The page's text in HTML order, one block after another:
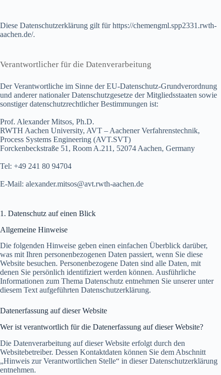
Diese Datenschutzerklärung gilt für https://chemengml.spp2331.rwth-
aachen.de/.
Verantwortlicher für die Datenverarbeitung
Der Verantwortliche im Sinne der EU-Datenschutz-Grundverordnung
und anderer nationaler Datenschutzgesetze der Mitgliedsstaaten sowie
sonstiger datenschutzrechtlicher Bestimmungen ist:
Prof. Alexander Mitsos, Ph.D.
RWTH Aachen University, AVT – Aachener Verfahrenstechnik,
Process Systems Engineering (AVT.SVT)
Forckenbeckstraße 51, Room A.211, 52074 Aachen, Germany
Tel: +49 241 80 94704
E-Mail: alexander.mitsos@avt.rwth-aachen.de
1. Datenschutz auf einen Blick
Allgemeine Hinweise
Die folgenden Hinweise geben einen einfachen Überblick darüber,
was mit Ihren personenbezogenen Daten passiert, wenn Sie diese
Website besuchen. Personenbezogene Daten sind alle Daten, mit
denen Sie persönlich identifiziert werden können. Ausführliche
Informationen zum Thema Datenschutz entnehmen Sie unserer unter
diesem Text aufgeführten Datenschutzerklärung.
Datenerfassung auf dieser Website
Wer ist verantwortlich für die Datenerfassung auf dieser Website?
Die Datenverarbeitung auf dieser Website erfolgt durch den
Websitebetreiber. Dessen Kontaktdaten können Sie dem Abschnitt
„Hinweis zur Verantwortlichen Stelle“ in dieser Datenschutzerklärung
entnehmen.